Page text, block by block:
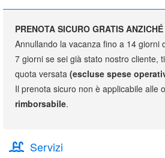
PRENOTA SICURO GRATIS
Annullando la vacanza fino a 14 giorni
7 giorni se sei già stato nostro cliente,
quota versata (escluse spese
Il prenota sicuro non è applicabile alle
rimborsabile.
Servizi